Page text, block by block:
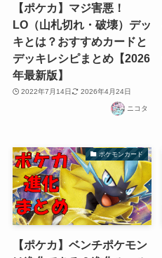
【ポケカ】マジ害悪！
LO（山札切れ・破壊）デッ
キとは？おすすめカードと
デッキレシピまとめ【2026
年最新版】
2022年7月14日 2026年4月24日
ニコタ
ポケモンカード
【ポケカ】ベンチポケモン